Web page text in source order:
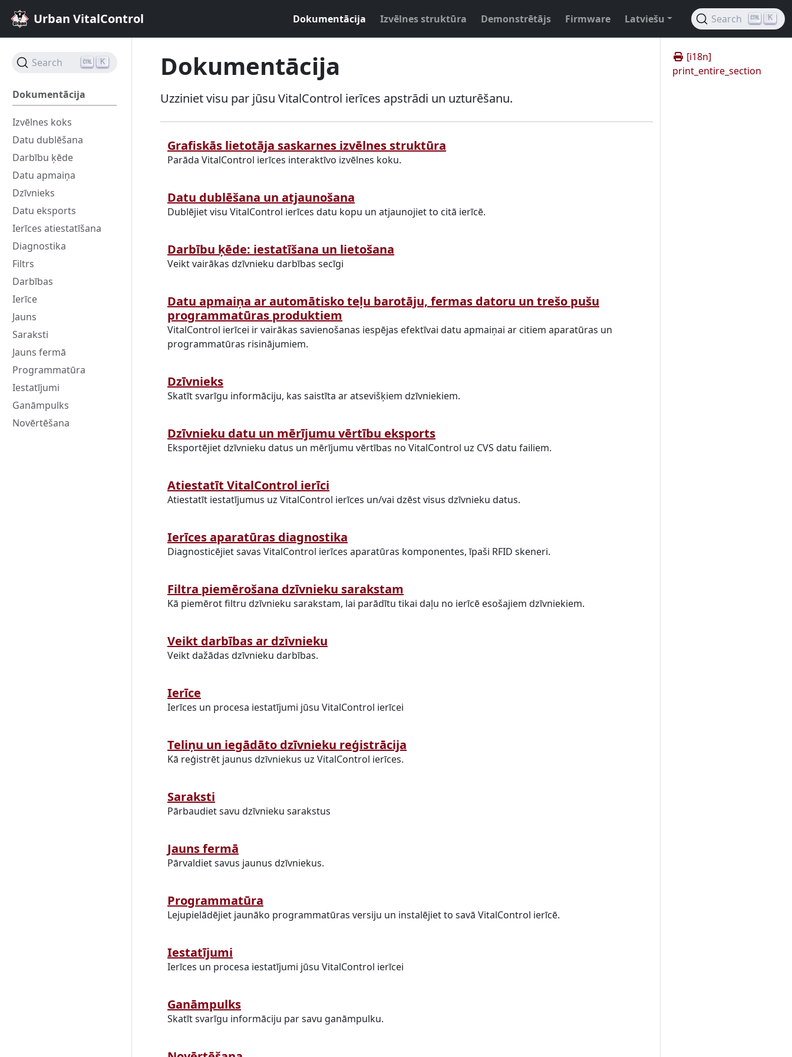
Urban VitalControl Dokumentācija Izvēlnes struktūra Demonstrētājs Firmware Latviešu Search K
Search K
Dokumentācija
Izvēlnes koks
Datu dublēšana
Darbību ķēde
Datu apmaiņa
Dzīvnieks
Datu eksports
Ierīces atiestatīšana
Diagnostika
Filtrs
Darbības
Ierīce
Jauns
Saraksti
Jauns fermā
Programmatūra
Iestatījumi
Ganāmpulks
Novērtēšana
[i18n]
print_entire_section
Dokumentācija
Uzziniet visu par jūsu VitalControl ierīces apstrādi un uzturēšanu.
Grafiskās lietotāja saskarnes izvēlnes struktūra
Parāda VitalControl ierīces interaktīvo izvēlnes koku.
Datu dublēšana un atjaunošana
Dublējiet visu VitalControl ierīces datu kopu un atjaunojiet to citā ierīcē.
Darbību ķēde: iestatīšana un lietošana
Veikt vairākas dzīvnieku darbības secīgi
Datu apmaiņa ar automātisko teļu barotāju, fermas datoru un trešo pušu
programmatūras produktiem
VitalControl ierīcei ir vairākas savienošanas iespējas efektīvai datu apmaiņai ar citiem aparatūras un
programmatūras risinājumiem.
Dzīvnieks
Skatīt svarīgu informāciju, kas saistīta ar atsevišķiem dzīvniekiem.
Dzīvnieku datu un mērījumu vērtību eksports
Eksportējiet dzīvnieku datus un mērījumu vērtības no VitalControl uz CVS datu failiem.
Atiestatīt VitalControl ierīci
Atiestatīt iestatījumus uz VitalControl ierīces un/vai dzēst visus dzīvnieku datus.
Ierīces aparatūras diagnostika
Diagnosticējiet savas VitalControl ierīces aparatūras komponentes, īpaši RFID skeneri.
Filtra piemērošana dzīvnieku sarakstam
Kā piemērot filtru dzīvnieku sarakstam, lai parādītu tikai daļu no ierīcē esošajiem dzīvniekiem.
Veikt darbības ar dzīvnieku
Veikt dažādas dzīvnieku darbības.
Ierīce
Ierīces un procesa iestatījumi jūsu VitalControl ierīcei
Teliņu un iegādāto dzīvnieku reģistrācija
Kā reģistrēt jaunus dzīvniekus uz VitalControl ierīces.
Saraksti
Pārbaudiet savu dzīvnieku sarakstus
Jauns fermā
Pārvaldiet savus jaunus dzīvniekus.
Programmatūra
Lejupielādējiet jaunāko programmatūras versiju un instalējiet to savā VitalControl ierīcē.
Iestatījumi
Ierīces un procesa iestatījumi jūsu VitalControl ierīcei
Ganāmpulks
Skatīt svarīgu informāciju par savu ganāmpulku.